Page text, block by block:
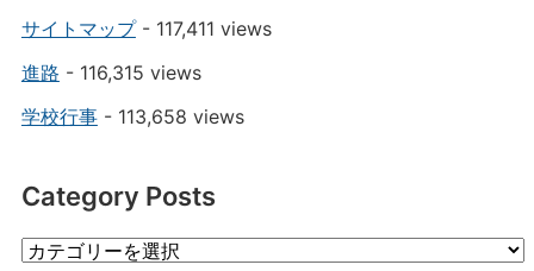
サイトマップ- 117,411 views
進路 - 116,315 views
学校行事- 113,658 views
Category Posts
Category